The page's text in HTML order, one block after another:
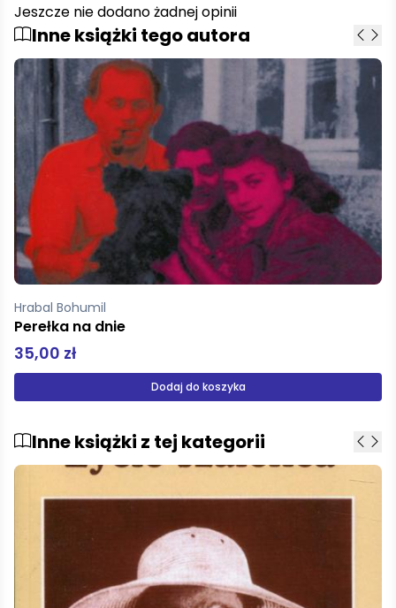
Jeszcze nie dodano żadnej opinii
Inne książki tego autora
Hrabal Bohumil
Cutting it Short
49,00 zł
Dodaj do koszyka
Inne książki z tej kategorii